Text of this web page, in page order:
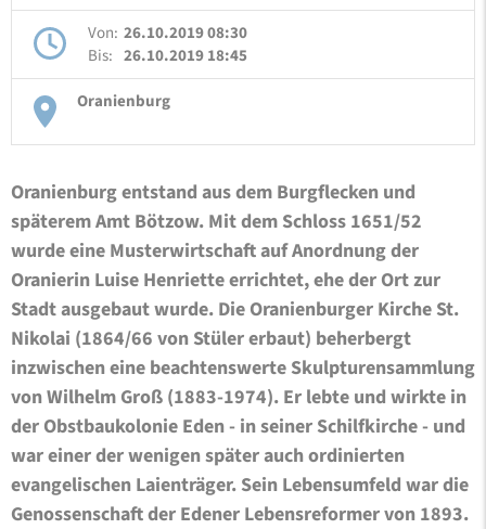
Von: 26.10.2019 08:30
Bis: 26.10.2019 18:45
Oranienburg
Oranienburg entstand aus dem Burgflecken und
späterem Amt Bötzow. Mit dem Schloss 1651/52
wurde eine Musterwirtschaft auf Anordnung der
Oranierin Luise Henriette errichtet, ehe der Ort zur
Stadt ausgebaut wurde. Die Oranienburger Kirche St.
Nikolai (1864/66 von Stüler erbaut) beherbergt
inzwischen eine beachtenswerte Skulpturensammlung
von Wilhelm Groß (1883-1974). Er lebte und wirkte in
der Obstbaukolonie Eden - in seiner Schilfkirche - und
war einer der wenigen später auch ordinierten
evangelischen Laienträger. Sein Lebensumfeld war die
Genossenschaft der Edener Lebensreformer von 1893.